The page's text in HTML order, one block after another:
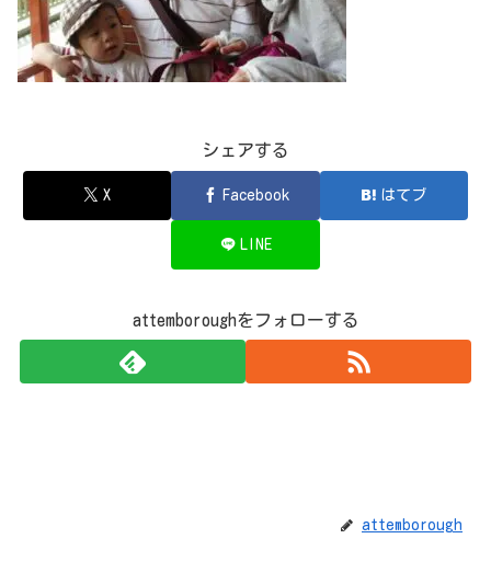
シェアする
X Facebook はてブ
LINE
attemboroughをフォローする
attemborough